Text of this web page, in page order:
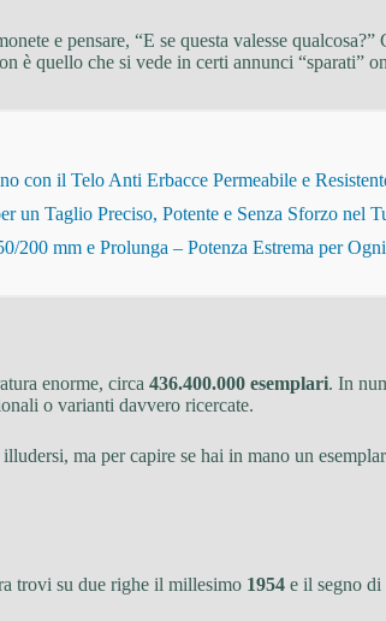
e pensare, “E se questa valesse
è quello che si vede in certi annunci “sparati”
con il Telo Anti Erbacce Permeabile e
Taglio Preciso, Potente e Senza Sforzo nel
mm e Prolunga – Potenza Estrema per
enorme, circa 436.400.000 esemplari. In
o varianti davvero ricercate.
ma per capire se hai in mano un
trovi su due righe il millesimo 1954 e il segno di